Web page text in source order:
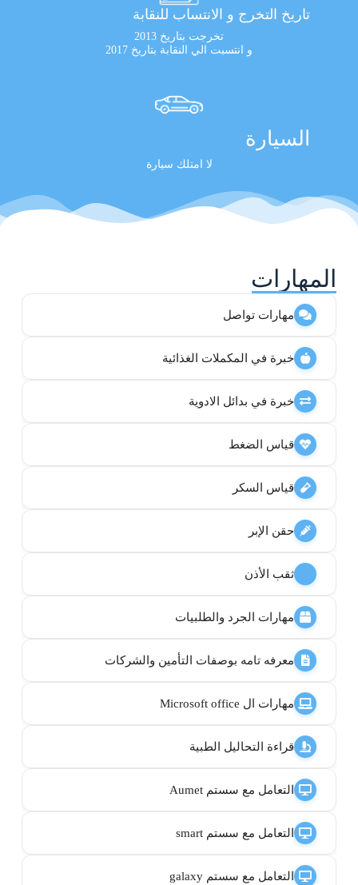
تاريخ التخرج و الانتساب للنقابة
تخرجت بتاريخ 2013
و انتسبت الي النقابة بتاريخ 2017
السيارة
لا امتلك سيارة
المهارات
مهارات تواصل
خبرة في المكملات الغذائية
خبرة في بدائل الادوية
قياس الضغط
قياس السكر
حقن الإبر
ثقب الأذن
مهارات الجرد والطلبيات
معرفه تامه بوصفات التأمين والشركات
مهارات ال Microsoft office
قراءة التحاليل الطبية
التعامل مع سستم Aumet
التعامل مع سستم smart
التعامل مع سستم galaxy